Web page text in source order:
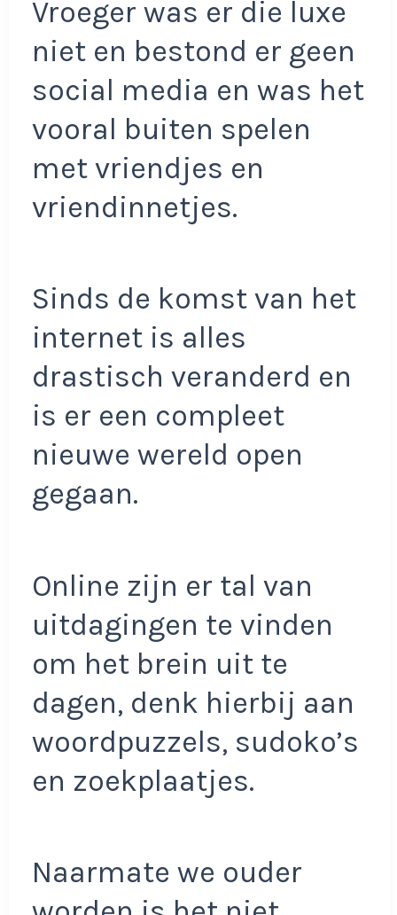
Vroeger was er die luxe
niet en bestond er geen
social media en was het
vooral buiten spelen
met vriendjes en
vriendinnetjes.
Sinds de komst van het
internet is alles
drastisch veranderd en
is er een compleet
nieuwe wereld open
gegaan.
Online zijn er tal van
uitdagingen te vinden
om het brein uit te
dagen, denk hierbij aan
woordpuzzels, sudoko’s
en zoekplaatjes.
Naarmate we ouder